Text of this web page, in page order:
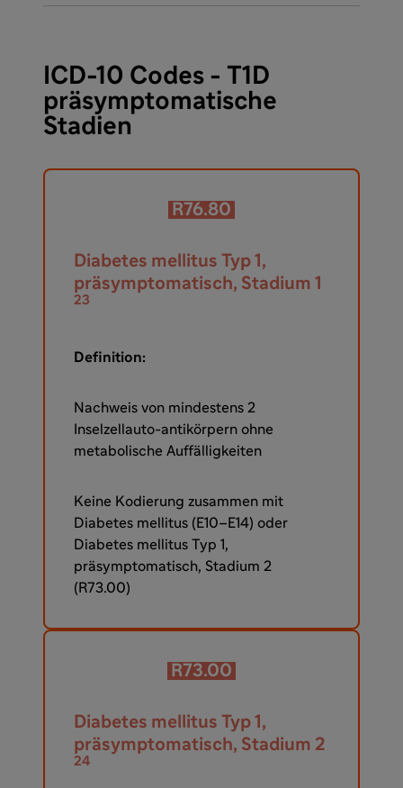
ICD-10 Codes - T1D
präsymptomatische
Stadien
R76.80
Diabetes mellitus Typ 1,
präsymptomatisch, Stadium 1
23
Definition:
Nachweis von mindestens 2
Inselzellauto-antikörpern ohne
metabolische Auffälligkeiten
Keine Kodierung zusammen mit
Diabetes mellitus (E10–E14) oder
Diabetes mellitus Typ 1,
präsymptomatisch, Stadium 2
(R73.00)
R73.00
Diabetes mellitus Typ 1,
präsymptomatisch, Stadium 2
24